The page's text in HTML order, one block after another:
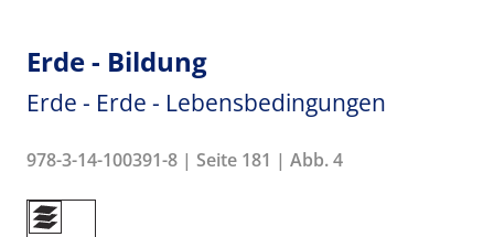
Erde - Bildung
Erde - Erde - Lebensbedingungen
978-3-14-100391-8 | Seite 181 | Abb. 4